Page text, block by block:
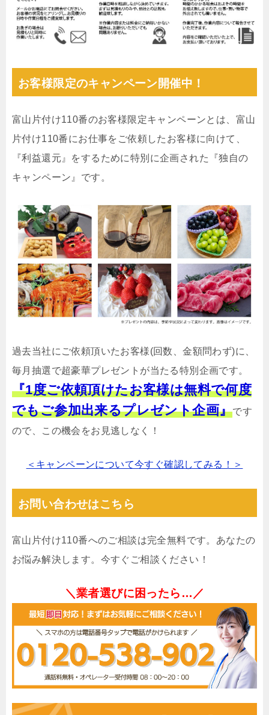
お客様限定のキャンペーン開催中！
富山片付け110番のお客様限定キャンペーンとは、富山
片付け110番にお仕事をご依頼したお客様に向けて、
『利益還元』をするために特別に企画された『独自の
キャンペーン』です。
過去当社にご依頼頂いたお客様(回数、金額問わず)に、
毎月抽選で超豪華プレゼントが当たる特別企画です。
『1度ご依頼頂けたお客様は無料で何度
でもご参加出来るプレゼント企画』です
ので、この機会をお見逃しなく！
＜キャンペーンについて今すぐ確認してみる！＞
お問い合わせはこちら
富山片付け110番へのご相談は完全無料です。あなたの
お悩み解決します。今すぐご相談ください！
＼業者選びに困ったら…／